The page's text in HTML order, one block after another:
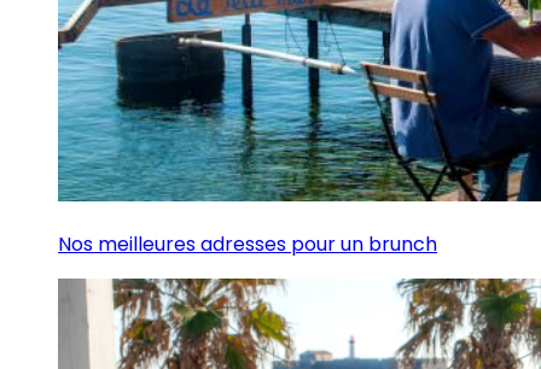
Nos meilleures adresses pour un brunch